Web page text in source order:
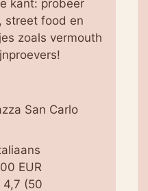
kant: probeer
street food en
zoals vermouth
San Carlo
EUR
4,7 (50